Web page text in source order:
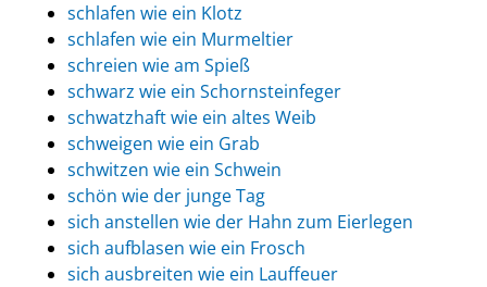
schlafen wie ein Klotz
schlafen wie ein Murmeltier
schreien wie am Spieß
schwarz wie ein Schornsteinfeger
schwatzhaft wie ein altes Weib
schweigen wie ein Grab
schwitzen wie ein Schwein
schön wie der junge Tag
sich anstellen wie der Hahn zum Eierlegen
sich aufblasen wie ein Frosch
sich ausbreiten wie ein Lauffeuer